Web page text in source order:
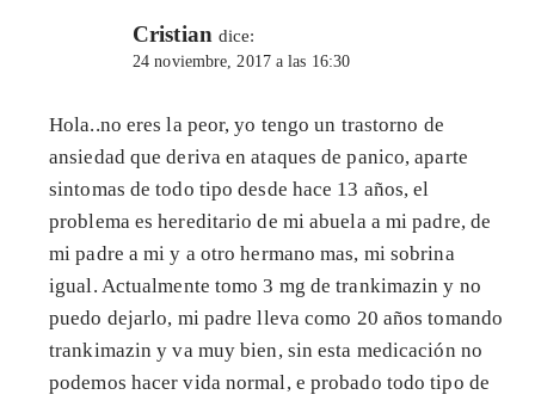
Cristian dice:
24 noviembre, 2017 a las 16:30
Hola..no eres la peor, yo tengo un trastorno de
ansiedad que deriva en ataques de panico, aparte
sintomas de todo tipo desde hace 13 años, el
problema es hereditario de mi abuela a mi padre, de
mi padre a mi y a otro hermano mas, mi sobrina
igual. Actualmente tomo 3 mg de trankimazin y no
puedo dejarlo, mi padre lleva como 20 años tomando
trankimazin y va muy bien, sin esta medicación no
podemos hacer vida normal, e probado todo tipo de